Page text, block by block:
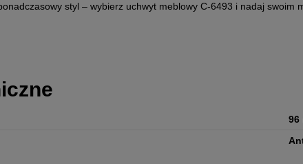
styl – wybierz uchwyt meblowy C-6493 i nadaj swoim
96